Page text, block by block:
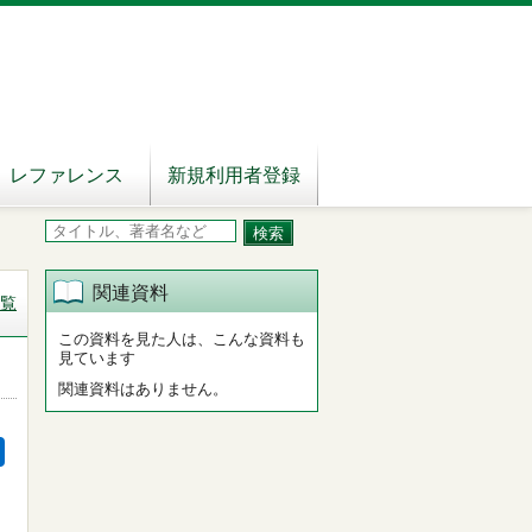
レファレンス 新規利用者登録
関連資料
この資料を見た人は、こんな資料も
見ています
関連資料はありません。